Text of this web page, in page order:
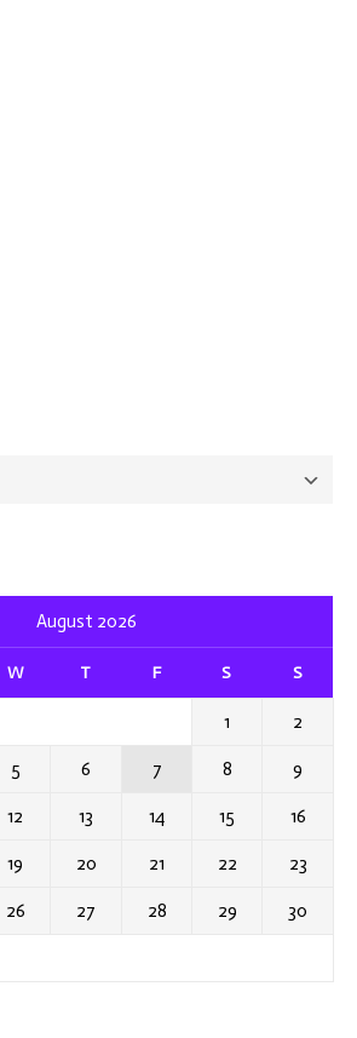
August 2026
W T F S S
1 2
5 6 7 8 9
12 13 14 15 16
19 20 21 22 23
26 27 28 29 30